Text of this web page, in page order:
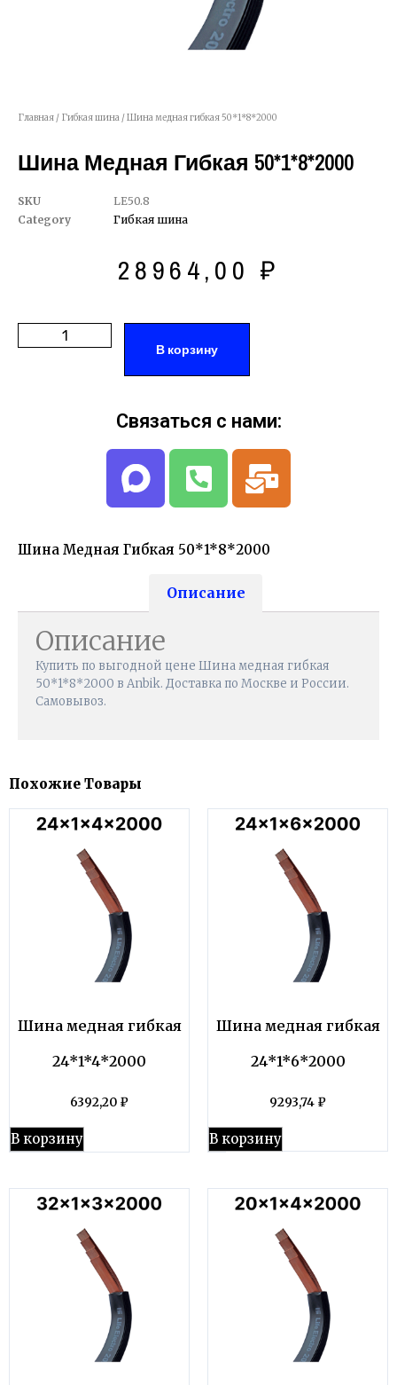
Главная / Гибкая шина / Шина медная гибкая 50*1*8*2000
Шина Медная Гибкая 50*1*8*2000
SKU
LE50.8
Category
Гибкая шина
28964,00 ₽
В корзину
Шина Медная Гибкая 50*1*8*2000
Описание
Описание
Купить по выгодной цене Шина медная гибкая
50*1*8*2000 в Anbik. Доставка по Москве и России.
Самовывоз.
Связаться с нами:
Похожие Товары
Шина медная гибкая
24*1*4*2000
6392,20 ₽
В корзину
Шина медная гибкая
24*1*6*2000
9293,74 ₽
В корзину